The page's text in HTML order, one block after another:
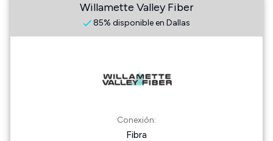
Willamette Valley Fiber
85% disponible en Dallas
Conexión:
Fibra